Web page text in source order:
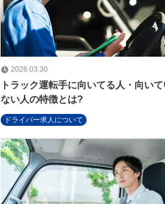
2026.03.30
トラック運転手に向いてる人・向い
ない人の特徴とは?
ドライバー求人について